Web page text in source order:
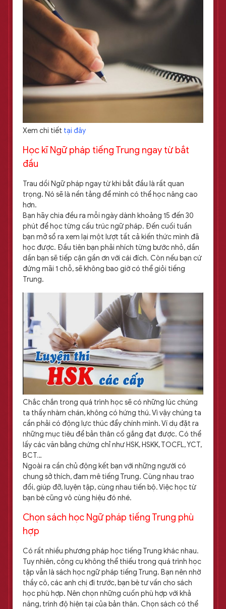
Xem chi tiết tại đây
Học kĩ Ngữ pháp tiếng Trung ngay từ bắt
đầu
Trau dồi Ngữ pháp ngay từ khi bắt đầu là rất quan
trọng. Nó sẽ là nền tảng để mình có thể học nâng cao
hơn.
Bạn hãy chia đều ra mỗi ngày dành khoảng 15 đến 30
phút để học từng cấu trúc ngữ pháp. Đến cuối tuần
bạn mở sổ ra xem lại một lượt tất cả kiến thức mình đã
học được. Đầu tiên bạn phải nhích từng bước nhỏ, dần
dần bạn sẽ tiếp cận gần ơn với cái đích. Còn nếu bạn cứ
đứng mãi 1 chỗ, sẽ không bao giờ có thể giỏi tiếng
Trung.
Chắc chắn trong quá trình học sẽ có những lúc chúng
ta thấy nhàm chán, không có hứng thú. Vì vậy chúng ta
cần phải có động lực thúc đẩy chính mình. Ví dụ đặt ra
những mục tiêu để bản thân cố gắng đạt được. Có thể
lấy các văn bằng chứng chỉ như HSK, HSKK, TOCFL, YCT,
BCT…
Ngoài ra cần chủ động kết bạn với những người có
chung sở thích, đam mê tiếng Trung. Cùng nhau trao
đổi, giúp đỡ, luyện tập, cùng nhau tiến bộ. Việc học từ
bạn bè cũng vô cùng hiệu đó nhé.
Chọn sách học Ngữ pháp tiếng Trung phù
hợp
Có rất nhiều phương pháp học tiếng Trung khác nhau.
Tuy nhiên, công cụ không thể thiếu trong quá trình học
tập vẫn là sách học ngữ pháp tiếng Trung. Bạn nên nhờ
thầy cô, các anh chị đi trước, bạn bè tư vấn cho sách
học phù hợp. Nên chọn những cuốn phù hợp với khả
năng, trình độ hiện tại của bản thân. Chọn sách có thể